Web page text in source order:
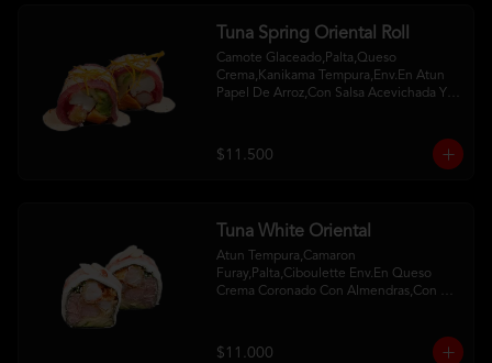
Tuna Spring Oriental Roll
Camote Glaceado,Palta,Queso
Crema,Kanikama Tempura,Env.En Atun
Papel De Arroz,Con Salsa Acevichada Y
$11.500
Tuna White Oriental
Atun Tempura,Camaron
Furay,Palta,Ciboulette Env.En Queso
Crema Coronado Con Almendras,Con
$11.000